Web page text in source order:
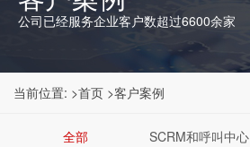
公司已经服务企业客户数超过6600余家
当前位置: >首页 >客户案例
全部 SCRM和呼叫中心